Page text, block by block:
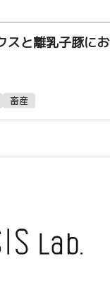
スと離乳子豚にお
畜産